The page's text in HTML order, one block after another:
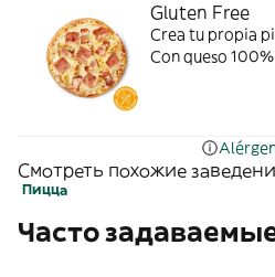
Gluten Free
Crea tu propia
Con queso
Смотреть похожие
Пицца
Часто